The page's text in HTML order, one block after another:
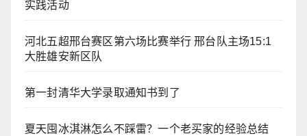
实践活动
河北五超邢台赛区第六场比赛举行 邢台队主场15:1
大胜雄安新区队
第一封清华大学录取通知书到了
夏天囤冰淇淋怎么不踩雷？一个老买家的经验总结